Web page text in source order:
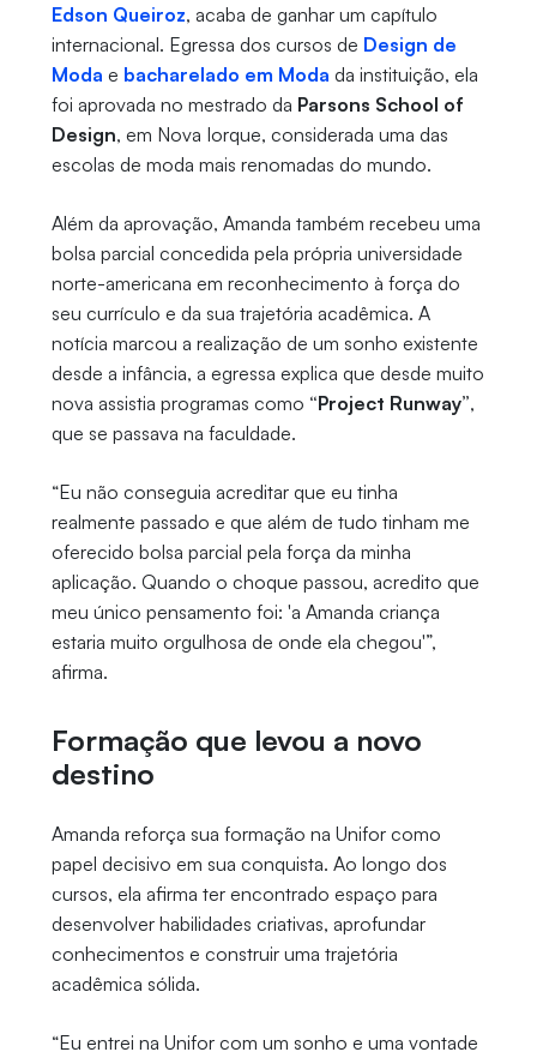
Edson Queiroz, acaba de ganhar um capítulo
internacional. Egressa dos cursos de Design de
Moda e bacharelado em Moda da instituição, ela
foi aprovada no mestrado da Parsons School of
Design, em Nova Iorque, considerada uma das
escolas de moda mais renomadas do mundo.
Além da aprovação, Amanda também recebeu uma
bolsa parcial concedida pela própria universidade
norte-americana em reconhecimento à força do
seu currículo e da sua trajetória acadêmica. A
notícia marcou a realização de um sonho existente
desde a infância, a egressa explica que desde muito
nova assistia programas como “Project Runway”,
que se passava na faculdade.
“Eu não conseguia acreditar que eu tinha
realmente passado e que além de tudo tinham me
oferecido bolsa parcial pela força da minha
aplicação. Quando o choque passou, acredito que
meu único pensamento foi: 'a Amanda criança
estaria muito orgulhosa de onde ela chegou'”,
afirma.
Formação que levou a novo
destino
Amanda reforça sua formação na Unifor como
papel decisivo em sua conquista. Ao longo dos
cursos, ela afirma ter encontrado espaço para
desenvolver habilidades criativas, aprofundar
conhecimentos e construir uma trajetória
acadêmica sólida.
“Eu entrei na Unifor com um sonho e uma vontade